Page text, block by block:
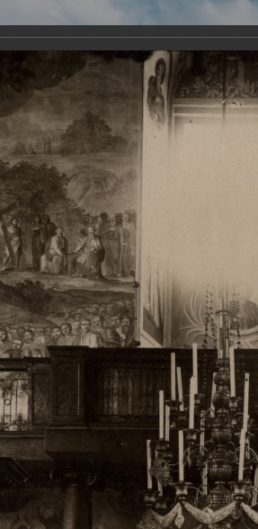
Наследники
Главная Галерея Храмы-
Свято-
Свято-Троицкий собор
23.12.2015